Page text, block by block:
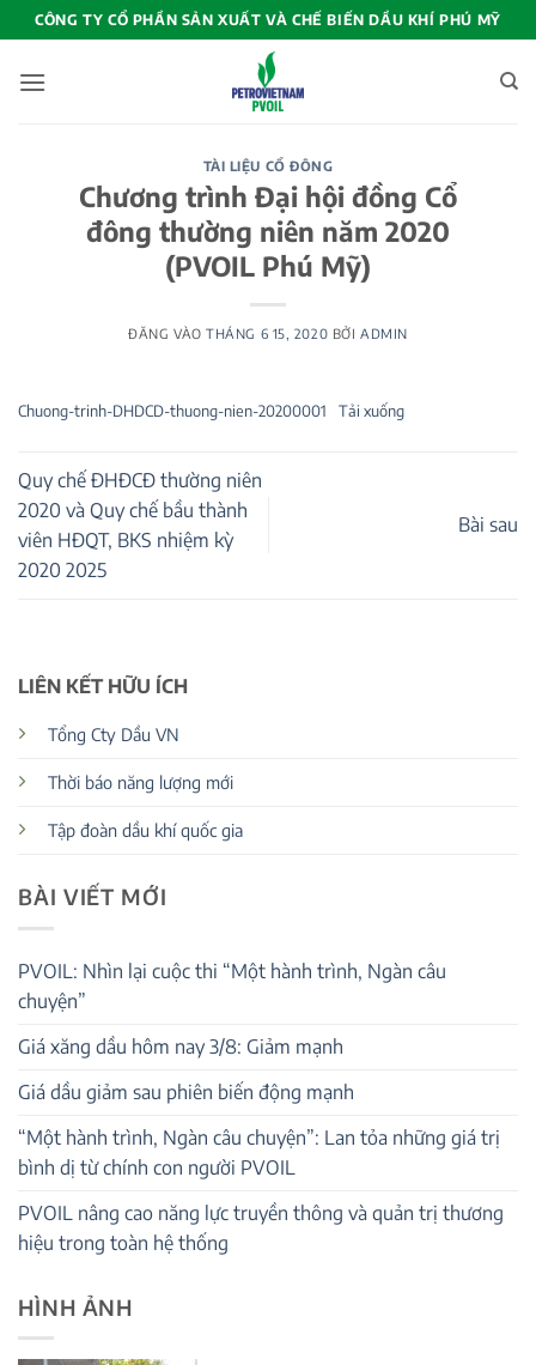
qua
nội
CÔNG TY CỔ PHẦN SẢN XUẤT VÀ CHẾ BIẾN DẦU KHÍ PHÚ MỸ
TÀI LIỆU CỔ ĐÔNG
Chương trình Đại hội đồng Cổ
đông thường niên năm 2020
(PVOIL Phú Mỹ)
ĐĂNG VÀOTHÁNG 6 15, 2020 BỞI ADMIN
Chuong-trinh-DHDCD-thuong-nien-20200001 Tải xuống
Quy chế ĐHĐCĐ thường niên
2020 và Quy chế bầu thành
viên HĐQT, BKS nhiệm kỳ
2020 2025
Bài sau
LIÊN KẾT HỮU ÍCH
Tổng Cty Dầu VN
Thời báo năng lượng mới
Tập đoàn dầu khí quốc gia
BÀI VIẾT MỚI
PVOIL: Nhìn lại cuộc thi “Một hành trình, Ngàn câu
chuyện”
Giá xăng dầu hôm nay 3/8: Giảm mạnh
Giá dầu giảm sau phiên biến động mạnh
“Một hành trình, Ngàn câu chuyện”: Lan tỏa những giá trị
bình dị từ chính con người PVOIL
PVOIL nâng cao năng lực truyền thông và quản trị thương
hiệu trong toàn hệ thống
HÌNH ẢNH